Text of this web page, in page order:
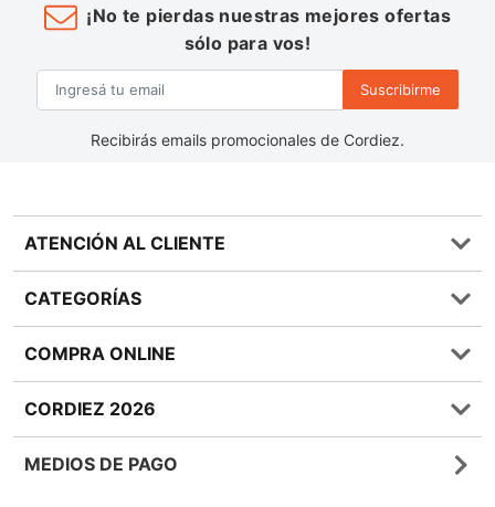
¡No te pierdas nuestras mejores ofertas
sólo para vos!
Suscribirme
Recibirás emails promocionales de Cordiez.
ATENCIÓN AL CLIENTE
Preguntas frecuentes
0810 555 1970
Términos y condiciones
Política de Devoluciones
Bases y Condiciones de Sorteos
CATEGORÍAS
Bebidas
Lácteos
COMPRA ONLINE
Métodos de entrega
Giftcards
CORDIEZ 2026
Quienes Somos
MEDIOS DE PAGO